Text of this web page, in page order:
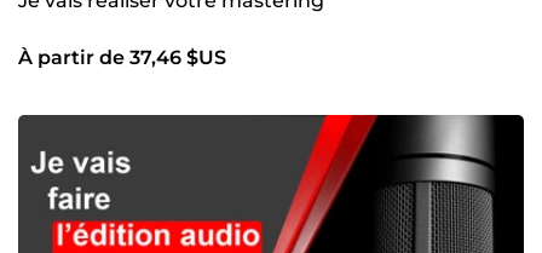
À partir de 37,46 $US